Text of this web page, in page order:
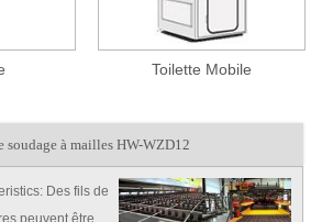
Toilette Mobile
soudage à mailles HW-WZD12
Des fils de
peuvent être